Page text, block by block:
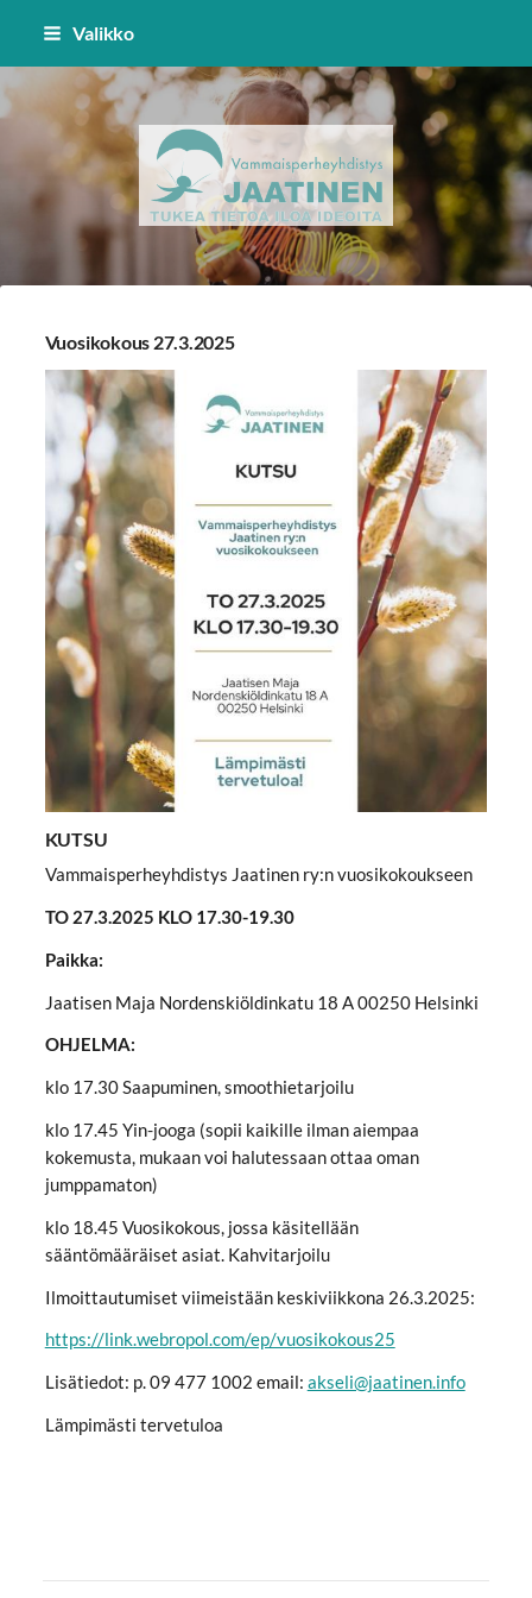
Siirry
Valikko
Vammaisperheyhdistys
Vuosikokous 27.3.2025
KUTSU
Vammaisperheyhdistys Jaatinen ry:n vuosikokoukseen
TO 27.3.2025 KLO 17.30-19.30
Paikka:
Jaatisen Maja Nordenskiöldinkatu 18 A 00250 Helsinki
OHJELMA:
klo 17.30 Saapuminen, smoothietarjoilu
klo 17.45 Yin-jooga (sopii kaikille ilman aiempaa
kokemusta, mukaan voi halutessaan ottaa oman
jumppamaton)
klo 18.45 Vuosikokous, jossa käsitellään
sääntömääräiset asiat. Kahvitarjoilu
Ilmoittautumiset viimeistään keskiviikkona 26.3.2025:
https://link.webropol.com/ep/vuosikokous25
Lisätiedot: p. 09 477 1002 email: akseli@jaatinen.info
Lämpimästi tervetuloa